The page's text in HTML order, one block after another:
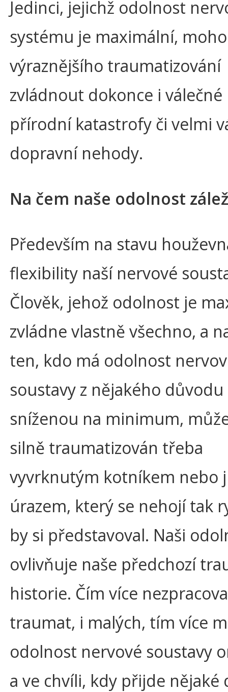
Jedinci, jejichž odolnost
systému je maximální,
výraznějšího traumatizování
zvládnout dokonce i
přírodní katastrofy či velmi
dopravní nehody.
Na čem naše odolnost
Především na stavu
flexibility naší nervové
Člověk, jehož odolnost je
zvládne vlastně všechno, a
ten, kdo má odolnost
soustavy z nějakého důvodu
sníženou na minimum,
silně traumatizován třeba
vyvrknutým kotníkem nebo
úrazem, který se nehojí tak
by si představoval. Naši
ovlivňuje naše předchozí
historie. Čím více
traumat, i malých, tím více
odolnost nervové soustavy
a ve chvíli, kdy přijde nějaké